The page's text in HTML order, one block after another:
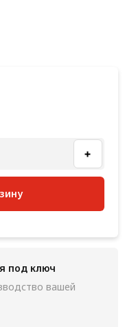
под ключ
вашей